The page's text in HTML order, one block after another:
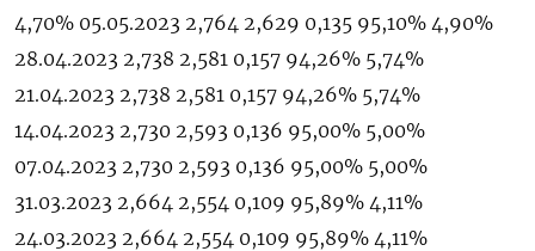
4,70% 05.05.2023 2,764 2,629 0,135 95,10% 4,90%
28.04.2023 2,738 2,581 0,157 94,26% 5,74%
21.04.2023 2,738 2,581 0,157 94,26% 5,74%
14.04.2023 2,730 2,593 0,136 95,00% 5,00%
07.04.2023 2,730 2,593 0,136 95,00% 5,00%
31.03.2023 2,664 2,554 0,109 95,89% 4,11%
24.03.2023 2,664 2,554 0,109 95,89% 4,11%